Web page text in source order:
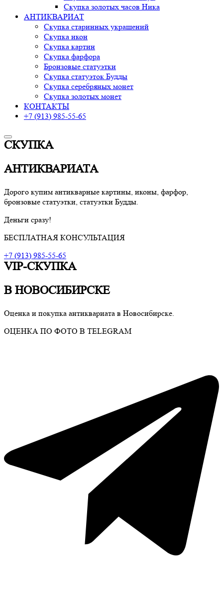
Скупка золотых часов Ника
АНТИКВАРИАТ
Скупка старинных украшений
Скупка икон
Скупка картин
Скупка фарфора
Бронзовые статуэтки
Скупка статуэток Будды
Скупка серебряных монет
Скупка золотых монет
КОНТАКТЫ
+7 (913) 985-55-65
СКУПКА
АНТИКВАРИАТА
Дорого купим антикварные картины, иконы, фарфор,
бронзовые статуэтки, статуэтки Будды.
Деньги сразу!
БЕСПЛАТНАЯ КОНСУЛЬТАЦИЯ
+7 (913) 985-55-65
VIP-СКУПКА
В НОВОСИБИРСКЕ
Оценка и покупка антиквариата в Новосибирске.
ОЦЕНКА ПО ФОТО В TELEGRAM